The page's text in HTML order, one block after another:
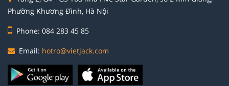
Phường Khương Đình, Hà Nội
Phone: 084 283 45 85
Email: hotro@vietjack.com